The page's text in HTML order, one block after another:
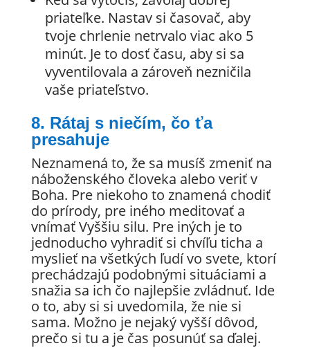
priateľke. Nastav si časovač, aby
tvoje chrlenie netrvalo viac ako 5
minút. Je to dosť času, aby si sa
vyventilovala a zároveň nezničila
vaše priateľstvo.
8. Rátaj s niečím, čo ťa
presahuje
Neznamená to, že sa musíš zmeniť na
náboženského človeka alebo veriť v
Boha. Pre niekoho to znamená chodiť
do prírody, pre iného meditovať a
vnímať Vyššiu silu. Pre iných je to
jednoducho vyhradiť si chvíľu ticha a
myslieť na všetkých ľudí vo svete, ktorí
prechádzajú podobnými situáciami a
snažia sa ich čo najlepšie zvládnuť. Ide
o to, aby si si uvedomila, že nie si
sama. Možno je nejaký vyšší dôvod,
prečo si tu a je čas posunúť sa ďalej.